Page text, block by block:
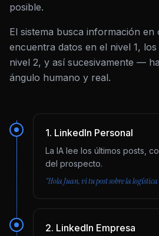
posible.
El sistema busca información en
encuentra datos en el nivel 1,
nivel 2, y así sucesivamente —
ángulo humano y real.
1. LinkedIn Personal
La IA lee los últimos posts,
del prospecto.
"Hola Juan, vi tu post sobre la
2. LinkedIn Empresa